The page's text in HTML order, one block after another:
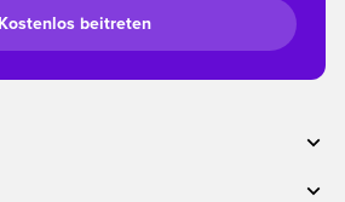
Kostenlos beitreten